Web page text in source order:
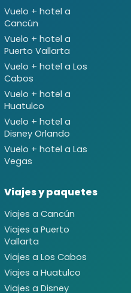
Vuelo + hotel a
Cancún
Vuelo + hotel a
Puerto Vallarta
Vuelo + hotel a Los
Cabos
Vuelo + hotel a
Huatulco
Vuelo + hotel a
Disney Orlando
Vuelo + hotel a Las
Vegas
Viajes y paquetes
Viajes a Cancún
Viajes a Puerto
Vallarta
Viajes a Los Cabos
Viajes a Huatulco
Viajes a Disney